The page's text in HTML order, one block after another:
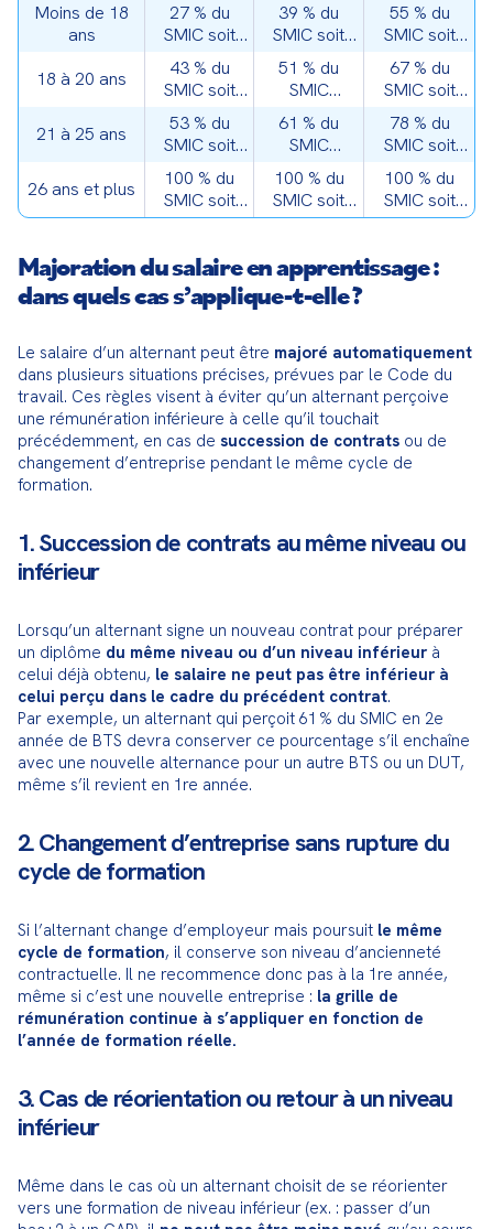
Moins de 18
ans
27 % du
SMIC soit
486,49€
39 % du
SMIC soit
702,70€
55 % du
SMIC soit
990,99€
18 à 20 ans
43 % du
SMIC soit
774,77€
51 % du
SMIC
918,92€
67 % du
SMIC soit
1207,21€
21 à 25 ans
53 % du
SMIC soit
954,95€
61 % du
SMIC
1099,10€
78 % du
SMIC soit
1405,40€
26 ans et plus
100 % du
SMIC soit
1801,80€
100 % du
SMIC soit
1801,80€
100 % du
SMIC soit
1801,80€
Majoration du salaire en apprentissage :
dans quels cas s’applique-t-elle ?
Le salaire d’un alternant peut être majoré automatiquement
dans plusieurs situations précises, prévues par le Code du
travail. Ces règles visent à éviter qu’un alternant perçoive
une rémunération inférieure à celle qu’il touchait
précédemment, en cas de succession de contrats ou de
changement d’entreprise pendant le même cycle de
formation.
1. Succession de contrats au même niveau ou
inférieur
Lorsqu’un alternant signe un nouveau contrat pour préparer
un diplôme du même niveau ou d’un niveau inférieur à
celui déjà obtenu, le salaire ne peut pas être inférieur à
celui perçu dans le cadre du précédent contrat.
Par exemple, un alternant qui perçoit 61 % du SMIC en 2e
année de BTS devra conserver ce pourcentage s’il enchaîne
avec une nouvelle alternance pour un autre BTS ou un DUT,
même s’il revient en 1re année.
2. Changement d’entreprise sans rupture du
cycle de formation
Si l’alternant change d’employeur mais poursuit le même
cycle de formation, il conserve son niveau d’ancienneté
contractuelle. Il ne recommence donc pas à la 1re année,
même si c’est une nouvelle entreprise : la grille de
rémunération continue à s’appliquer en fonction de
l’année de formation réelle.
3. Cas de réorientation ou retour à un niveau
inférieur
Même dans le cas où un alternant choisit de se réorienter
vers une formation de niveau inférieur (ex. : passer d’un